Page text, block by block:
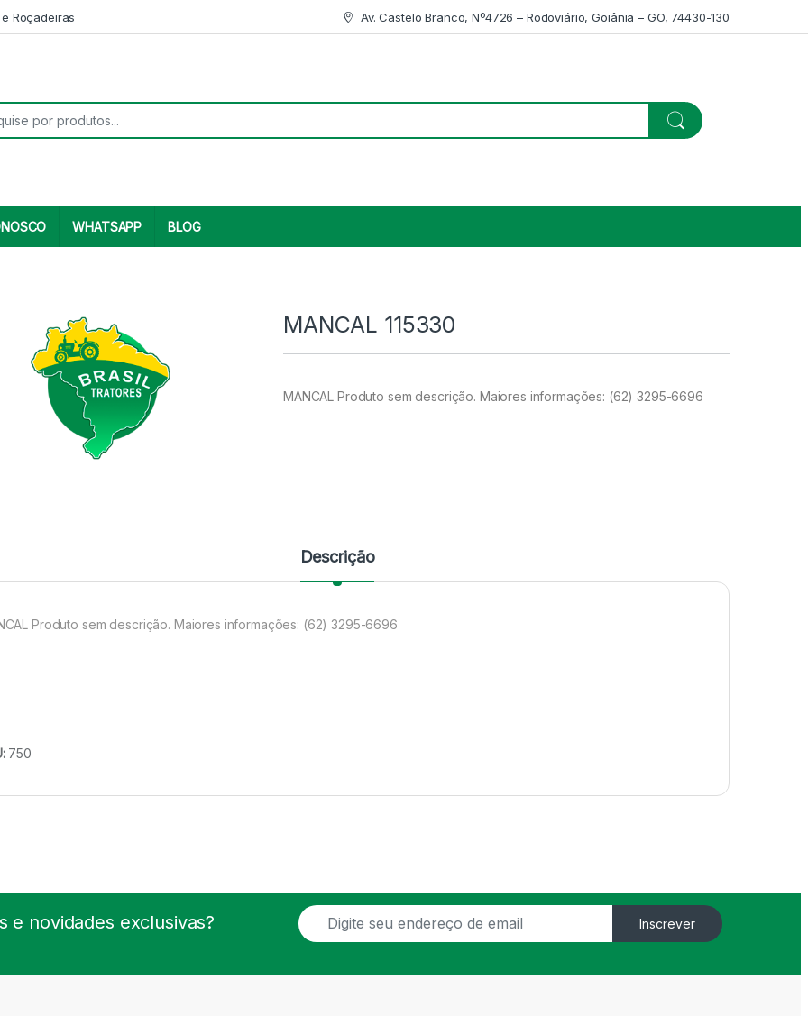
Roçadeiras Av. Castelo Branco, Nº4726 – Rodoviário, Goiânia – GO, 74430-130
WHATSAPP BLOG
MANCAL 115330
MANCAL Produto sem descrição. Maiores informações: (62) 3295-6696
Descrição
Produto sem descrição. Maiores informações: (62) 3295-6696
750
novidades exclusivas?
E
m
Inscrever